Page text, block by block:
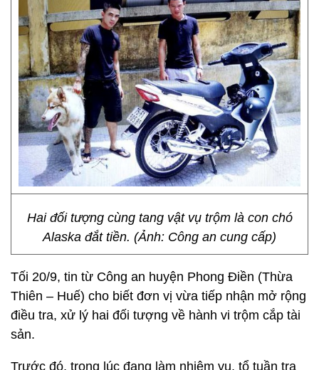
Hai đối tượng cùng tang vật vụ trộm là con chó
Alaska đắt tiền. (Ảnh: Công an cung cấp)
Tối 20/9, tin từ Công an huyện Phong Điền (Thừa
Thiên – Huế) cho biết đơn vị vừa tiếp nhận mở rộng
điều tra, xử lý hai đối tượng về hành vi trộm cắp tài
sản.
Trước đó, trong lúc đang làm nhiệm vụ, tổ tuần tra